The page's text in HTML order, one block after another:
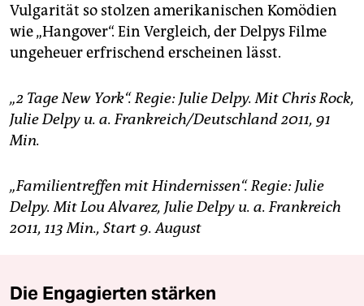
Vulgarität so stolzen amerikanischen Komödien
wie „Hangover“. Ein Vergleich, der Delpys Filme
ungeheuer erfrischend erscheinen lässt.
„2 Tage New York“. Regie: Julie Delpy. Mit Chris Rock,
Julie Delpy u. a. Frankreich/Deutschland 2011, 91
Min.
„Familientreffen mit Hindernissen“. Regie: Julie
Delpy. Mit Lou Alvarez, Julie Delpy u. a. Frankreich
2011, 113 Min., Start 9. August
Die Engagierten stärken